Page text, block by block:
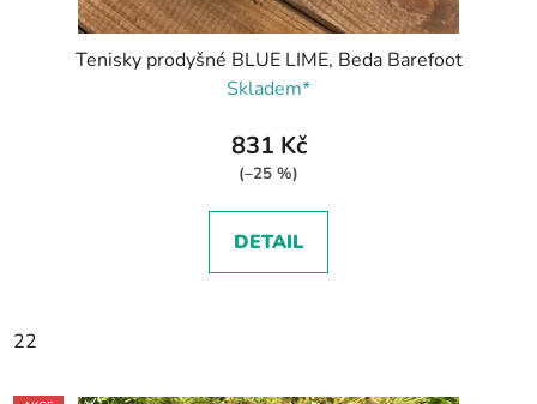
Tenisky prodyšné BLUE LIME, Beda Barefoot
Skladem*
831 Kč
(–25 %)
DETAIL
22